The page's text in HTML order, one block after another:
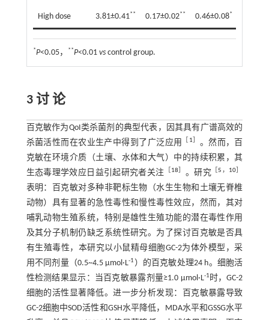
High dose 3.81±0.41** 0.17±0.02** 0.46±0.08*
*P<0.05， **P<0.01 vscontrol group.
3 讨 论
百克敏作为QoI类杀菌剂的典型代表，因其具有广谱高效的
杀菌活性而在农业生产中得到了广泛应用
1
。然而，百
克敏在环境介质（土壤、水体和大气）中的持续积累，其
生态毒理学效应日益引起研究者关注
18 。研究 ［5 ， 10
表明：百克敏对多种非靶标生物（水生生物和土壤无脊椎
动物）具有显著的急性毒性和慢性毒性效应，然而，其对
哺乳动物生殖系统，特别是雄性生殖功能的潜在毒性作用
及其分子机制仍缺乏系统性研究。为了探讨百克敏是否具
有生殖毒性，本研究以小鼠精母细胞GC-2为体外模型，采
用不同剂量（0.5~4.5 µmol·L-1 ）的百克敏处理24 h。细胞活
性检测结果显示：当百克敏暴露剂量≥1.0 µmol·L-1 时，GC-2
细胞的活性显著降低。进一步分析发现：百克敏暴露导致
GC-2细胞中SOD活性和GSH水平降低，MDA水平和GSSG水平